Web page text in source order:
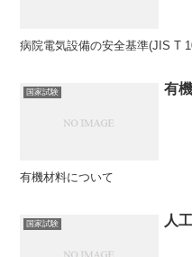
病院電気設備の安全基準(JIS T
国家試験 有
有機材料について
国家試験 人